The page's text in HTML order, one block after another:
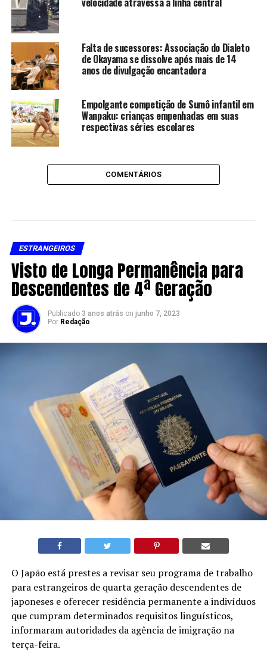
Falta de sucessores: Associação do Dialeto
de Okayama se dissolve após mais de 14
anos de divulgação encantadora
Empolgante competição de Sumô infantil em
Wanpaku: crianças empenhadas em suas
respectivas séries escolares
COMENTÁRIOS
ESTRANGEIROS
Visto de Longa Permanência para
Descendentes de 4ª Geração
Publicado 3 anos atrás on junho 7, 2023
Por Redação
O Japão está prestes a revisar seu programa de trabalho
para estrangeiros de quarta geração descendentes de
japoneses e oferecer residência permanente a indivíduos
que cumpram determinados requisitos linguísticos,
informaram autoridades da agência de imigração na
terça-feira.